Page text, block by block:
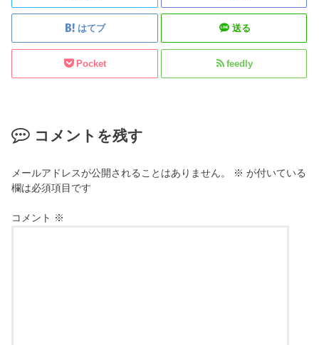
はてブ 送る
Pocket feedly
コメントを残す
メールアドレスが公開されることはありません。 ※ が付いている
欄は必須項目です
コメント ※